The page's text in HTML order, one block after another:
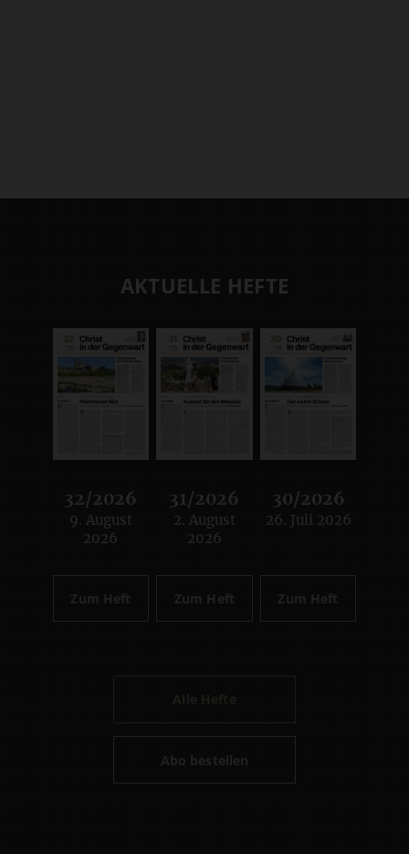
AKTUELLE HEFTE
32/2026
:
9. August
2026
Zum Heft
31/2026
:
2. August
2026
Zum Heft
30/2026
:
26. Juli 2026
Zum Heft
Abo bestellen